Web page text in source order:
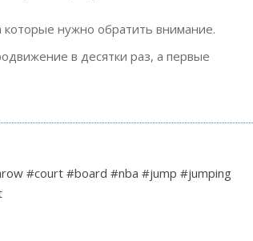
нужно обратить внимание.
в десятки раз, а первые
#court #board #nba #jump #jumping